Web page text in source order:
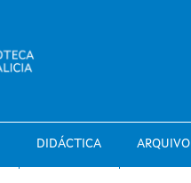
DIDÁCTICA ARQUIVO